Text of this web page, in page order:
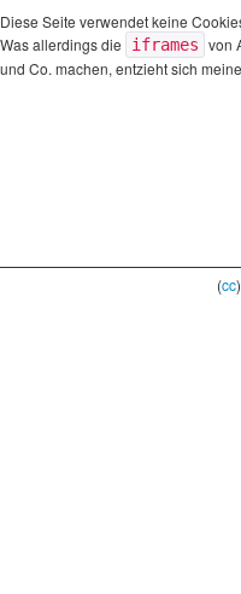
Diese Seite verwendet keine
Was allerdings die
iframes von
und Co. machen, entzieht sich
(cc